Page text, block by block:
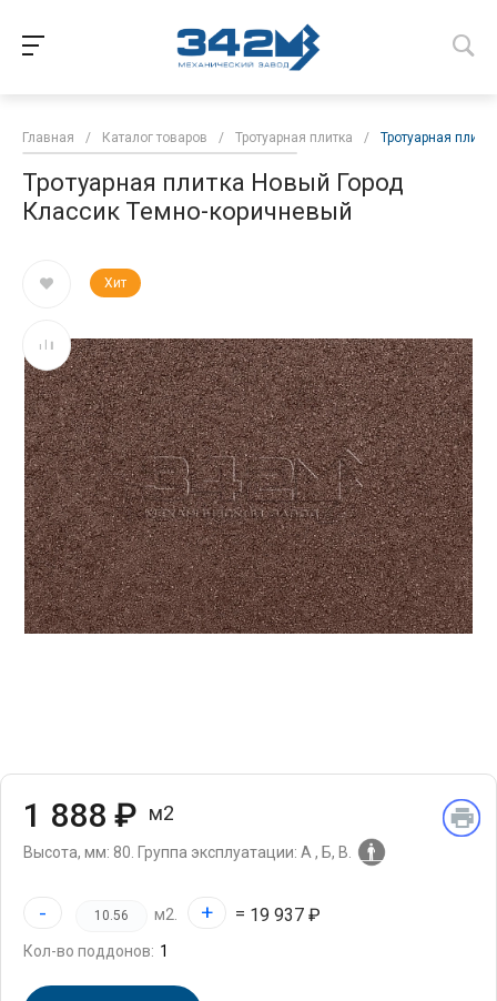
Главная / Каталог товаров / Тротуарная плитка / Тротуарная
Тротуарная плитка Новый Город
Классик Темно-коричневый
Хит
1 888 ₽ м2
Высота, мм: 80. Группа эксплуатации: А , Б, В.
- м2. + = 19 937 ₽
Кол-во поддонов: